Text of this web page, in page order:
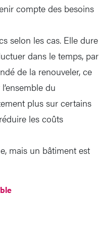
compte des besoins
selon les cas. Elle dure
dans le temps, par
de la renouveler, ce
du
plus sur certains
les coûts
mais un bâtiment est